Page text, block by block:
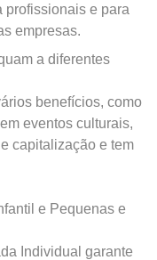
profissionais e para
empresas.
a diferentes
benefícios, como
eventos culturais,
capitalização e tem
e Pequenas e
Individual garante